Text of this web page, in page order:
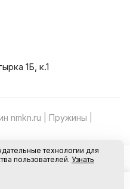
1Б, к.1
nmkn.ru | Пружины |
Оферта
технологии для
пользователей. Узнать